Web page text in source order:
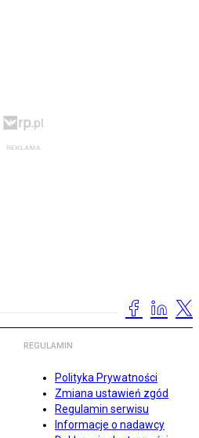
REGULAMIN
Polityka Prywatności
Zmiana ustawień zgód
Regulamin serwisu
Informacje o nadawcy